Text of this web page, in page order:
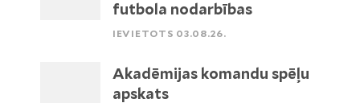
futbola nodarbības
IEVIETOTS 03.08.26.
Akadēmijas komandu spēļu
apskats